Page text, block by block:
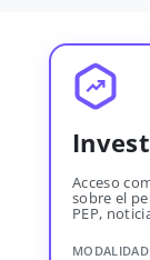
Acceso
sobre el
PEP,